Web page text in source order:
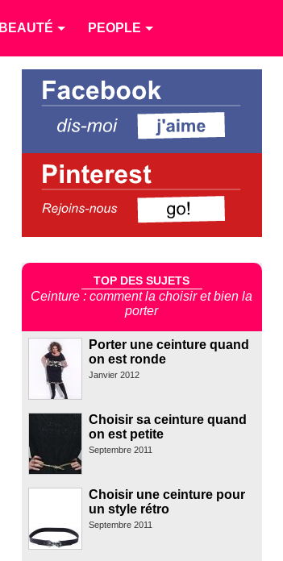
BEAUTÉ PEOPLE
TOP DES SUJETS
Ceinture : comment la choisir et bien la
porter
Porter une ceinture quand
on est ronde
Janvier 2012
Choisir sa ceinture quand
on est petite
Septembre 2011
Choisir une ceinture pour
un style rétro
Septembre 2011